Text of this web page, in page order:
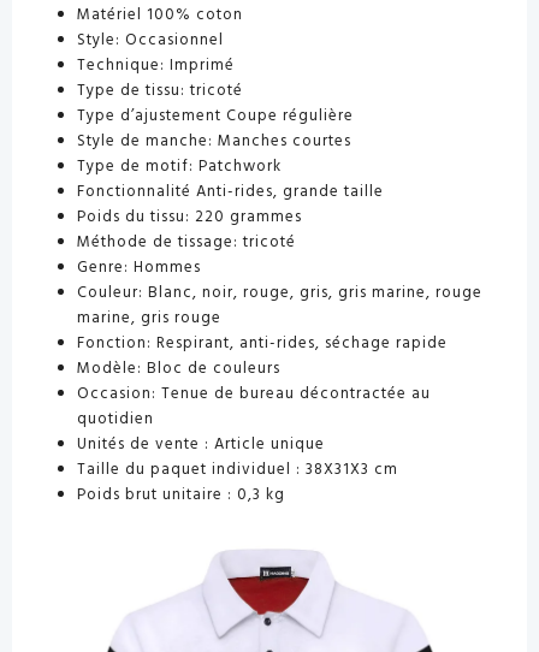
Matériel 100% coton
Style: Occasionnel
Technique: Imprimé
Type de tissu: tricoté
Type d’ajustement Coupe régulière
Style de manche: Manches courtes
Type de motif: Patchwork
Fonctionnalité Anti-rides, grande taille
Poids du tissu: 220 grammes
Méthode de tissage: tricoté
Genre: Hommes
Couleur: Blanc, noir, rouge, gris, gris marine, rouge
marine, gris rouge
Fonction: Respirant, anti-rides, séchage rapide
Modèle: Bloc de couleurs
Occasion: Tenue de bureau décontractée au
quotidien
Unités de vente : Article unique
Taille du paquet individuel : 38X31X3 cm
Poids brut unitaire : 0,3 kg